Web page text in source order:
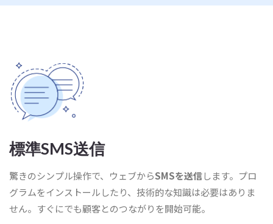
標準SMS送信
驚きのシンプル操作で、ウェブからSMSを送信します。プロ
グラムをインストールしたり、技術的な知識は必要はありま
せん。すぐにでも顧客とのつながりを開始可能。